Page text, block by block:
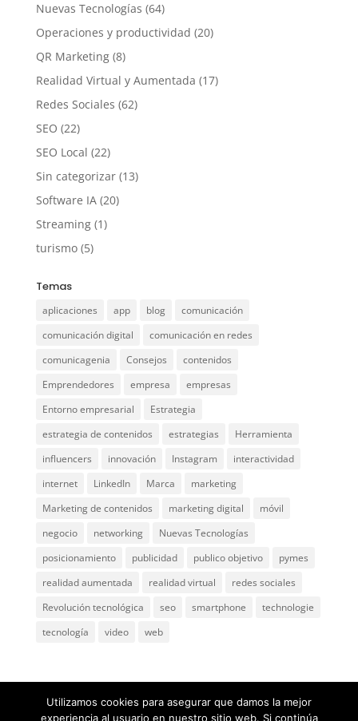
Nuevas Tecnologías (64)
Operaciones y productividad (20)
QR Marketing(8)
Realidad Virtual y Aumentada (17)
Redes Sociales (62)
SEO (22)
SEO Local (22)
Sin categorizar(13)
Software IA(20)
Streaming(1)
turismo(5)
Temas
aplicaciones app blog
comunicación
comunicación digital
comunicación en redes
comunicagenia
Consejos
contenidos
Emprendedores
empresa
empresas
Entorno empresarial
Estrategia
estrategia de contenidos
estrategias
Herramienta
influencers
innovación Instagram
interactividad
internet
LinkedIn Marca
marketing
Marketing de contenidos
marketing digital
móvil
negocio
networking
Nuevas Tecnologías
posicionamiento
publicidad publico objetivo
pymes
realidad aumentada
realidad virtual
redes sociales
Revolución tecnológica
seo smartphone
technologie
tecnología
video web
Utilizamos cookies para asegurar que damos la mejor
experiencia al usuario en nuestro sitio web. Si continúa